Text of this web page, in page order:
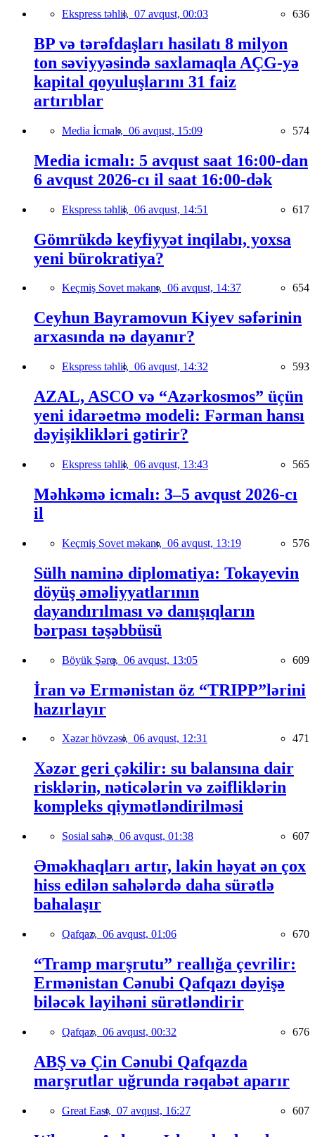
Ekspress təhlil, 07 avqust, 00:03 636
BP və tərəfdaşları hasilatı 8 milyon
ton səviyyəsində saxlamaqla AÇG-yə
kapital qoyuluşlarını 31 faiz
artırıblar
Media İcmalı, 06 avqust, 15:09 574
Media icmalı: 5 avqust saat 16:00-dan
6 avqust 2026-cı il saat 16:00-dək
Ekspress təhlil, 06 avqust, 14:51 617
Gömrükdə keyfiyyət inqilabı, yoxsa
yeni bürokratiya?
Keçmiş Sovet məkanı, 06 avqust, 14:37 654
Ceyhun Bayramovun Kiyev səfərinin
arxasında nə dayanır?
Ekspress təhlil, 06 avqust, 14:32 593
AZAL, ASCO və “Azərkosmos” üçün
yeni idarəetmə modeli: Fərman hansı
dəyişiklikləri gətirir?
Ekspress təhlil, 06 avqust, 13:43 565
Məhkəmə icmalı: 3–5 avqust 2026-cı
il
Keçmiş Sovet məkanı, 06 avqust, 13:19 576
Sülh naminə diplomatiya: Tokayevin
döyüş əməliyyatlarının
dayandırılması və danışıqların
bərpası təşəbbüsü
Böyük Şərq, 06 avqust, 13:05 609
İran və Ermənistan öz “TRIPP”lərini
hazırlayır
Xəzər hövzəsi, 06 avqust, 12:31 471
Xəzər geri çəkilir: su balansına dair
risklərin, nəticələrin və zəifliklərin
kompleks qiymətləndirilməsi
Sosial sahə, 06 avqust, 01:38 607
Əməkhaqları artır, lakin həyat ən çox
hiss edilən sahələrdə daha sürətlə
bahalaşır
Qafqaz, 06 avqust, 01:06 670
“Tramp marşrutu” reallığa çevrilir:
Ermənistan Cənubi Qafqazı dəyişə
biləcək layihəni sürətləndirir
Qafqaz, 06 avqust, 00:32 676
ABŞ və Çin Cənubi Qafqazda
marşrutlar uğrunda rəqabət aparır
Great East, 07 avqust, 16:27 607